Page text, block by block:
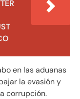
en las aduanas
la evasión y
corrupción.